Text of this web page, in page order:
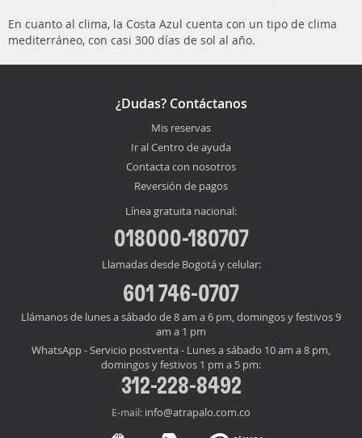
En cuanto al clima, la Costa Azul cuenta con un tipo de clima
mediterráneo, con casi 300 días de sol al año.
¿Dudas? Contáctanos
Mis reservas
Ir al Centro de ayuda
Contacta con nosotros
Reversión de pagos
Línea gratuita nacional:
018000-180707
Llamadas desde Bogotá y celular:
601 746-0707
Llámanos de lunes a sábado de 8 am a 6 pm, domingos y festivos 9
am a 1 pm
WhatsApp - Servicio postventa - Lunes a sábado 10 am a 8 pm,
domingos y festivos 1 pm a 5 pm:
312-228-8492
E-mail: info@atrapalo.com.co